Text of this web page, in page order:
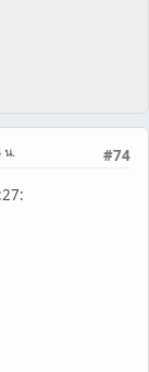
#74
น.